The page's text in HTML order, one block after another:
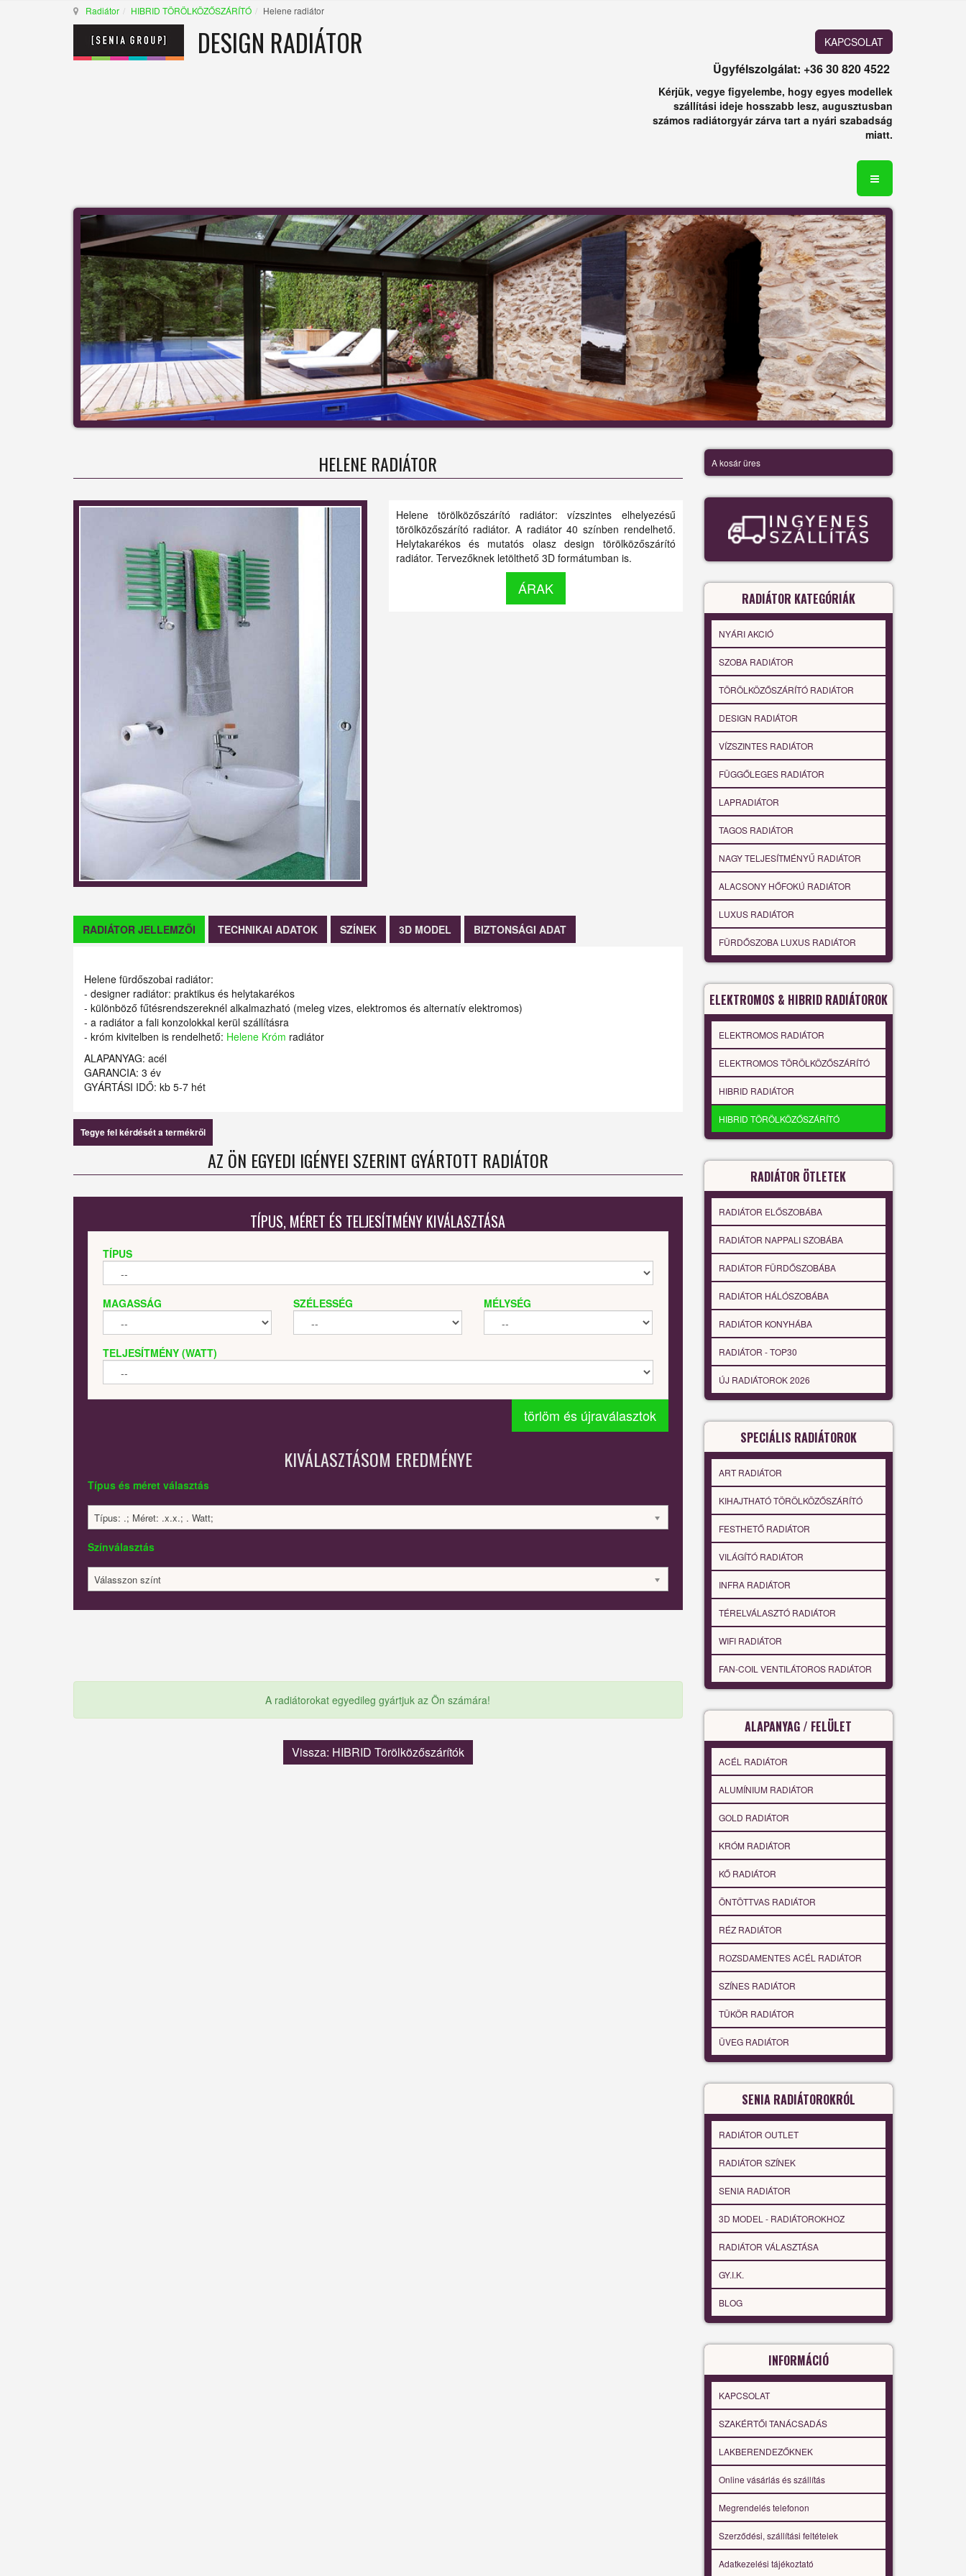
Radiátor HIBRID TÖRÖLKÖZŐSZÁRÍTÓ Helene radiátor
DESIGN RADIÁTOR KAPCSOLAT
Ügyfélszolgálat: +36 30 820 4522
Kérjük, vegye figyelembe, hogy egyes modellek
szállítási ideje hosszabb lesz, augusztusban
számos radiátorgyár zárva tart a nyári szabadság
miatt.
HELENE RADIÁTOR
Helene törölközőszárító radiátor: vízszintes elhelyezésű
törölközőszárító radiátor. A radiátor 40 színben rendelhető.
Helytakarékos és mutatós olasz design törölközőszárító
radiátor. Tervezőknek letölthető 3D formátumban is.
ÁRAK
RADIÁTOR JELLEMZŐI TECHNIKAI ADATOK SZÍNEK 3D MODEL BIZTONSÁGI ADAT
Helene fürdőszobai radiátor:
- designer radiátor: praktikus és helytakarékos
- különböző fűtésrendszereknél alkalmazható (meleg vizes, elektromos és alternatív elektromos)
- a radiátor a fali konzolokkal kerül szállításra
- króm kivitelben is rendelhető: Helene Króm radiátor
ALAPANYAG: acél
GARANCIA: 3 év
GYÁRTÁSI IDŐ: kb 5-7 hét
Tegye fel kérdését a termékről
AZ ÖN EGYEDI IGÉNYEI SZERINT GYÁRTOTT RADIÁTOR
TÍPUS, MÉRET ÉS TELJESÍTMÉNY KIVÁLASZTÁSA
TÍPUS
MAGASSÁG SZÉLESSÉG MÉLYSÉG
TELJESÍTMÉNY (WATT)
törlöm és újraválasztok
KIVÁLASZTÁSOM EREDMÉNYE
Típus és méret választás
Típus: .; Méret: .x.x.; . Watt;
Színválasztás
Válasszon színt
A radiátorokat egyedileg gyártjuk az Ön számára!
Vissza: HIBRID Törölközőszárítók
A kosár üres
RADIÁTOR KATEGÓRIÁK
NYÁRI AKCIÓ
SZOBA RADIÁTOR
TÖRÖLKÖZŐSZÁRÍTÓ RADIÁTOR
DESIGN RADIÁTOR
VÍZSZINTES RADIÁTOR
FÜGGŐLEGES RADIÁTOR
LAPRADIÁTOR
TAGOS RADIÁTOR
NAGY TELJESÍTMÉNYŰ RADIÁTOR
ALACSONY HŐFOKÚ RADIÁTOR
LUXUS RADIÁTOR
FÜRDŐSZOBA LUXUS RADIÁTOR
ELEKTROMOS & HIBRID RADIÁTOROK
ELEKTROMOS RADIÁTOR
ELEKTROMOS TÖRÖLKÖZŐSZÁRÍTÓ
HIBRID RADIÁTOR
HIBRID TÖRÖLKÖZŐSZÁRÍTÓ
RADIÁTOR ÖTLETEK
RADIÁTOR ELŐSZOBÁBA
RADIÁTOR NAPPALI SZOBÁBA
RADIÁTOR FÜRDŐSZOBÁBA
RADIÁTOR HÁLÓSZOBÁBA
RADIÁTOR KONYHÁBA
RADIÁTOR - TOP30
ÚJ RADIÁTOROK 2026
SPECIÁLIS RADIÁTOROK
ART RADIÁTOR
KIHAJTHATÓ TÖRÖLKÖZŐSZÁRÍTÓ
FESTHETŐ RADIÁTOR
VILÁGÍTÓ RADIÁTOR
INFRA RADIÁTOR
TÉRELVÁLASZTÓ RADIÁTOR
WIFI RADIÁTOR
FAN-COIL VENTILÁTOROS RADIÁTOR
ALAPANYAG / FELÜLET
ACÉL RADIÁTOR
ALUMÍNIUM RADIÁTOR
GOLD RADIÁTOR
KRÓM RADIÁTOR
KŐ RADIÁTOR
ÖNTÖTTVAS RADIÁTOR
RÉZ RADIÁTOR
ROZSDAMENTES ACÉL RADIÁTOR
SZÍNES RADIÁTOR
TÜKÖR RADIÁTOR
ÜVEG RADIÁTOR
SENIA RADIÁTOROKRÓL
RADIÁTOR OUTLET
RADIÁTOR SZÍNEK
SENIA RADIÁTOR
3D MODEL - RADIÁTOROKHOZ
RADIÁTOR VÁLASZTÁSA
GY.I.K.
BLOG
INFORMÁCIÓ
KAPCSOLAT
SZAKÉRTŐI TANÁCSADÁS
LAKBERENDEZŐKNEK
Online vásárlás és szállítás
Megrendelés telefonon
Szerződési, szállítási feltételek
Adatkezelési tájékoztató